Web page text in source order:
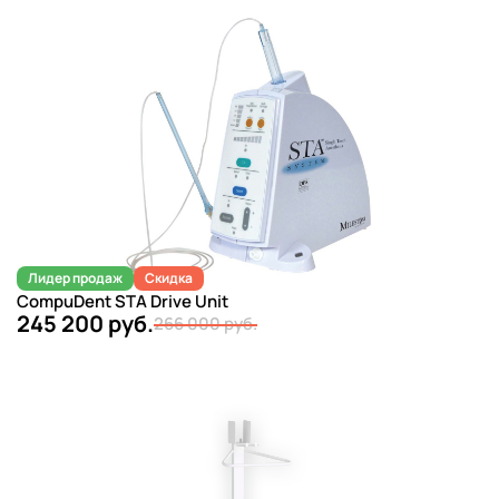
Лидер продаж Скидка
CompuDent STA Drive Unit
245 200 руб.266 000 руб.